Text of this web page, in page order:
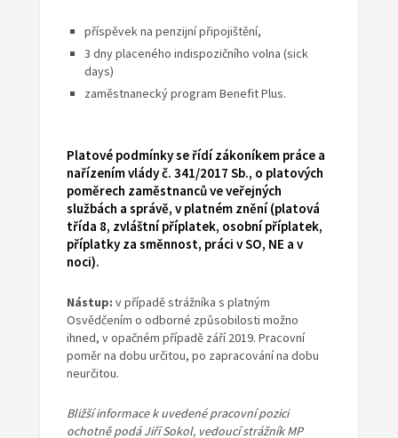
příspěvek na penzijní připojištění,
3 dny placeného indispozičního volna (sick
days)
zaměstnanecký program Benefit Plus.
Platové podmínky se řídí zákoníkem práce a
nařízením vlády č. 341/2017 Sb., o platových
poměrech zaměstnanců ve veřejných
službách a správě, v platném znění (platová
třída 8, zvláštní příplatek, osobní příplatek,
příplatky za směnnost, práci v SO, NE a v
noci).
Nástup: v případě strážníka s platným
Osvědčením o odborné způsobilosti možno
ihned, v opačném případě září 2019. Pracovní
poměr na dobu určitou, po zapracování na dobu
neurčitou.
Bližší informace k uvedené pracovní pozici
ochotně podá Jiří Sokol, vedoucí strážník MP